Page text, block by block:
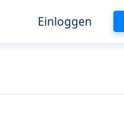
Einloggen